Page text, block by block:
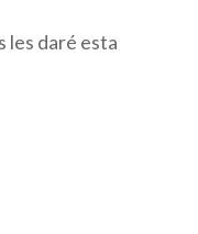
les daré esta